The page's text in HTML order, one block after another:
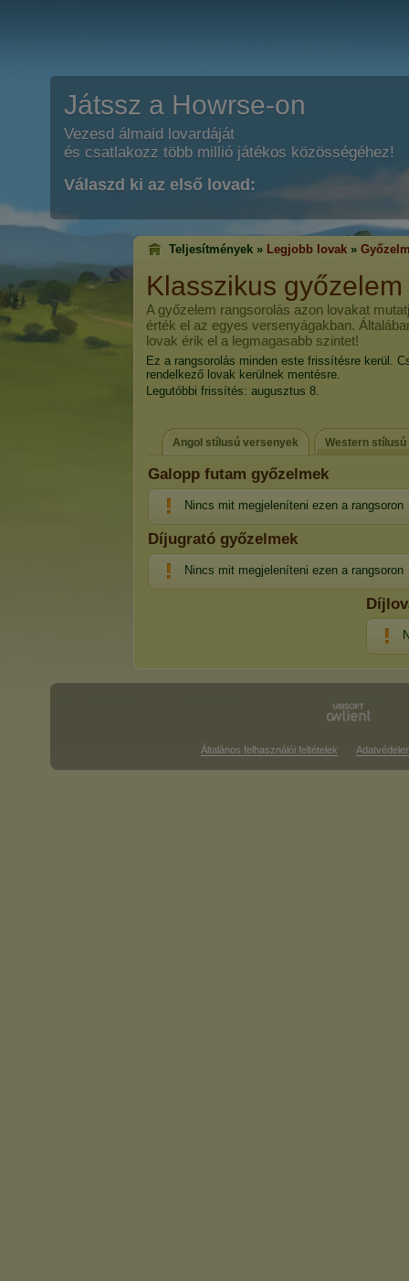
Játssz a Howrse-on
Vezesd álmaid lovardáját
és csatlakozz több millió játékos közösségéhez!
Válaszd ki az első lovad:
Teljesítmények » Legjobb lovak »
Klasszikus
A győzelem rangsorolás azon lovakat
érték el az egyes versenyágakban.
lovak érik el a legmagasabb szintet!
Ez a rangsorolás minden este frissítésre kerül.
rendelkező lovak kerülnek mentésre.
Legutóbbi frissítés: augusztus 8.
Angol stílusú versenyek Western
Galopp futam győzelmek
Nincs mit megjeleníteni ezen a rangsoron
Díjugrató győzelmek
Nincs mit megjeleníteni ezen a rangsoron
Általános felhasználói feltételek